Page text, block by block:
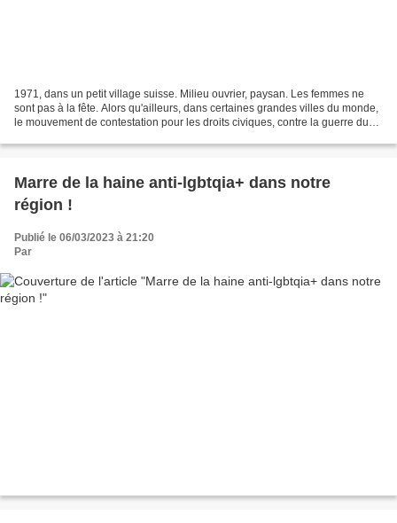
1971, dans un petit village suisse. Milieu ouvrier, paysan. Les femmes ne
sont pas à la fête. Alors qu'ailleurs, dans certaines grandes villes du monde,
le mouvement de contestation pour les droits civiques, contre la guerre du
Marre de la haine anti-lgbtqia+ dans notre
région !
Publié le 06/03/2023 à 21:20
Par